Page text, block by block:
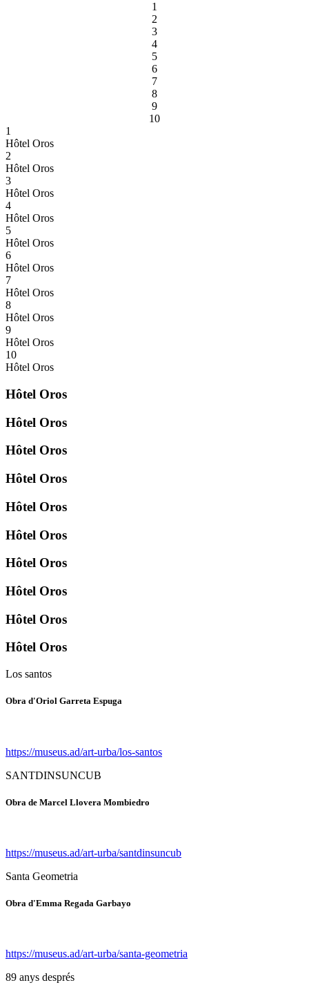
1
2
3
4
5
6
7
8
9
10
1
Hôtel Oros
2
Hôtel Oros
3
Hôtel Oros
4
Hôtel Oros
5
Hôtel Oros
6
Hôtel Oros
7
Hôtel Oros
8
Hôtel Oros
9
Hôtel Oros
10
Hôtel Oros
Hôtel Oros
Hôtel Oros
Hôtel Oros
Hôtel Oros
Hôtel Oros
Hôtel Oros
Hôtel Oros
Hôtel Oros
Hôtel Oros
Hôtel Oros
Los santos
Obra d'Oriol Garreta Espuga
https://museus.ad/art-urba/los-santos
SANTDINSUNCUB
Obra de Marcel Llovera Mombiedro
https://museus.ad/art-urba/santdinsuncub
Santa Geometria
Obra d'Emma Regada Garbayo
https://museus.ad/art-urba/santa-geometria
89 anys després